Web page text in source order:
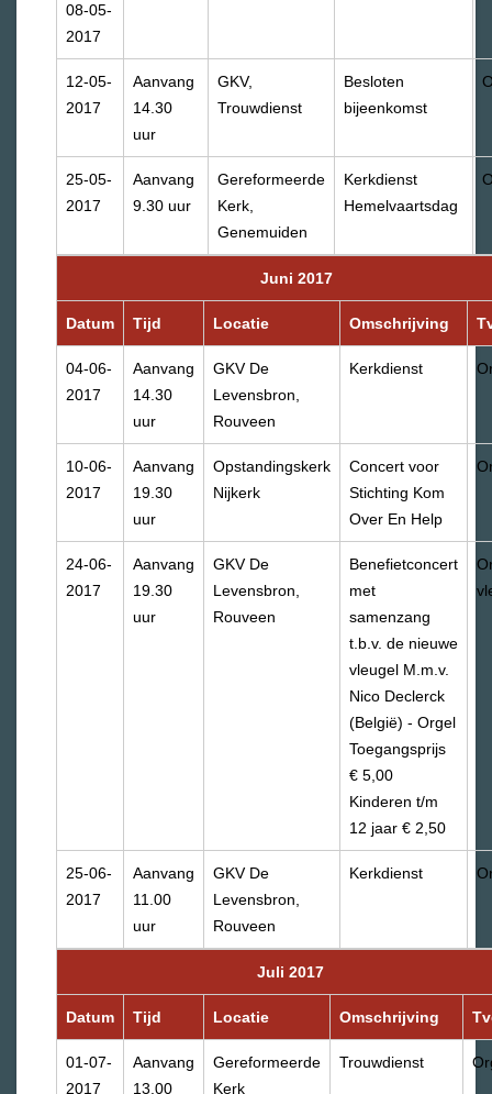
08-05-
2017
12-05-
2017
Aanvang
14.30
uur
GKV,
Trouwdienst
Besloten
bijeenkomst
25-05-
2017
Aanvang
9.30 uur
Gereformeerde
Kerk,
Genemuiden
Kerkdienst
Hemelvaartsdag
Juni 2017
Datum Tijd Locatie Omschrijving
04-06-
2017
Aanvang
14.30
uur
GKV De
Levensbron,
Rouveen
Kerkdienst
10-06-
2017
Aanvang
19.30
uur
Opstandingskerk
Nijkerk
Concert voor
Stichting Kom
Over En Help
24-06-
2017
Aanvang
19.30
uur
GKV De
Levensbron,
Rouveen
Benefietconcert
met
samenzang
t.b.v. de nieuwe
vleugel M.m.v.
Nico Declerck
(België) - Orgel
Toegangsprijs
€ 5,00
Kinderen t/m
12 jaar € 2,50
25-06-
2017
Aanvang
11.00
uur
GKV De
Levensbron,
Rouveen
Kerkdienst
Juli 2017
Datum Tijd Locatie Omschrijving
01-07-
2017
Aanvang
13.00
Gereformeerde
Kerk
Trouwdienst